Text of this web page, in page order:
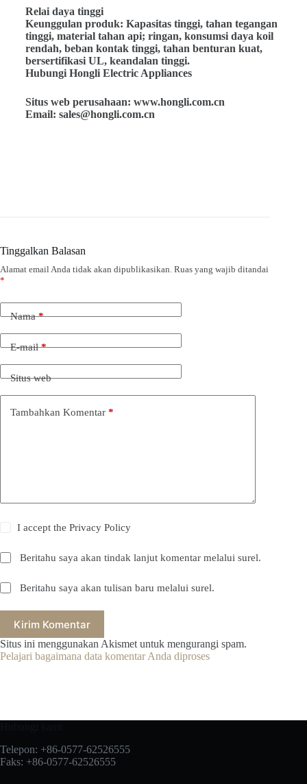
Relai daya tinggi
Keunggulan produk: Kapasitas tinggi, tahan tegangan
tinggi, material tahan api; ringan, konsumsi daya koil
rendah, beban kontak tinggi, tahan benturan kuat,
bersertifikasi UL, keandalan tinggi.
Hubungi Hongli Electric Appliances
Situs web perusahaan: www.hongli.com.cn
Email: sales@hongli.com.cn
Tinggalkan Balasan
Alamat email Anda tidak akan dipublikasikan. Ruas yang wajib ditandai
*
Nama*
E-mail*
Situs web
Tambahkan Komentar *
I accept thePrivacy Policy
Beritahu saya akan tindak lanjut komentar melalui surel.
Beritahu saya akan tulisan baru melalui surel.
Kirim Komentar
Situs ini menggunakan Akismet untuk mengurangi spam.
Pelajari bagaimana data komentar Anda diproses
Telepon: +86-0577-62526555
Faks: +86-0577-62526555